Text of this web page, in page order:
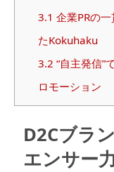
3.1 企業PRの
たKokuhaku
3.2 “自主発信”
ロモーション
D2Cブラ
エンサー